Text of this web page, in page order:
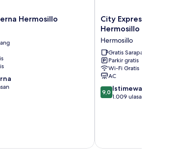
Hermosillo
City
Express
Marriott
Hermosillo
Hermosillo
City Express by
Hermosillo
Hermosillo
Gratis Sarapan
Parkir gratis
Wi-Fi Gratis
AC
9.0
dari
9,0 Istimewa
1.009 ulasan